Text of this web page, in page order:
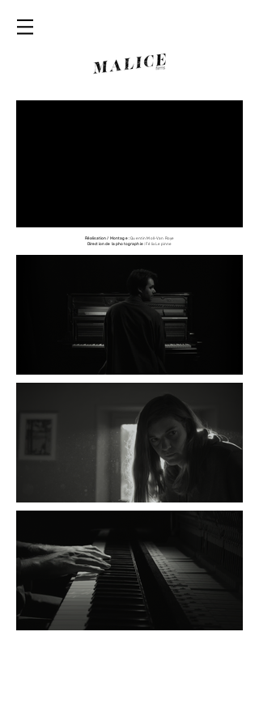
Réalisation / Montage :Quentin Moll-Van Roye
Direction de la photographie :Félix Lepinne